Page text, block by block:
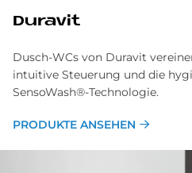
Du­ra­vit
Dusch-WCs von Duravit
intuitive Steuerung und die
SensoWash®-Technologie.
PRODUKTE ANSEHEN